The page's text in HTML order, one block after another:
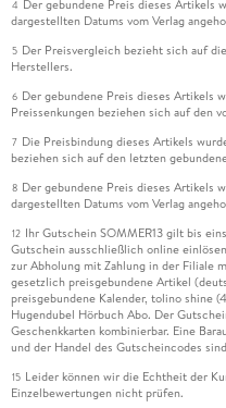
4 Der gebundene Preis dieses Artikels
dargestellten Datums vom Verlag
5 Der Preisvergleich bezieht sich auf
Herstellers.
6 Der gebundene Preis dieses Artikels
Preissenkungen beziehen sich auf den
7 Die Preisbindung dieses Artikels
beziehen sich auf den letzten
8 Der gebundene Preis dieses Artikels
dargestellten Datums vom Verlag
12 Ihr Gutschein SOMMER13 gilt bis
Gutschein ausschließlich online
zur Abholung mit Zahlung in der Filiale
gesetzlich preisgebundene Artikel
preisgebundene Kalender, tolino shine
Hugendubel Hörbuch Abo. Der
Geschenkkarten kombinierbar. Eine
und der Handel des Gutscheincodes
15 Leider können wir die Echtheit der
Einzelbewertungen nicht prüfen.